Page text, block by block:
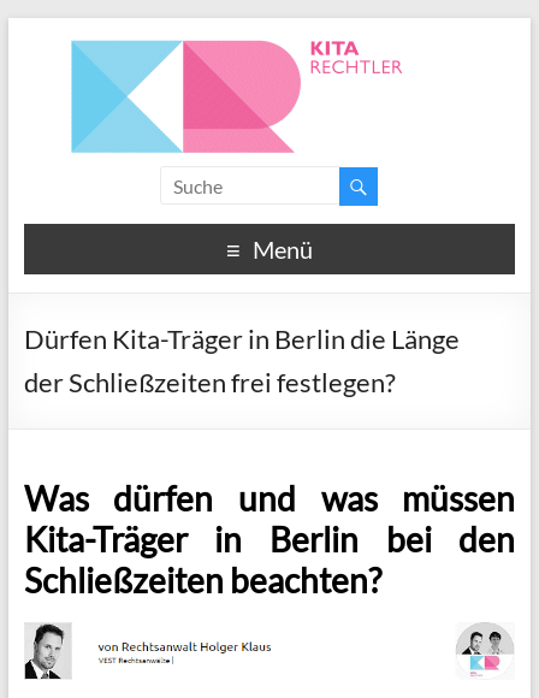
Menü
Dürfen Kita-Träger in Berlin die Länge
der Schließzeiten frei festlegen?
Was dürfen und was müssen
Kita-Träger in Berlin bei den
Schließzeiten beachten?